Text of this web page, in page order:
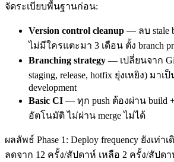
จัดระเบียบพื้นฐานก่อน:
Version control cleanup — ลบ stale
ไม่มีใครแตะมา 3 เดือน ตั้ง branch
Branching strategy — เปลี่ยนจาก
staging, release, hotfix ยุ่งเหยิง) มาเป็
development
Basic CI — ทุก push ต้องผ่าน build +
อัตโนมัติ ไม่ผ่าน merge ไม่ได้
ผลลัพธ์ Phase 1: Deploy frequency ยังเท่า
ลดจาก 12 ครั้ง/สัปดาห์ เหลือ 2 ครั้ง/สัปดา